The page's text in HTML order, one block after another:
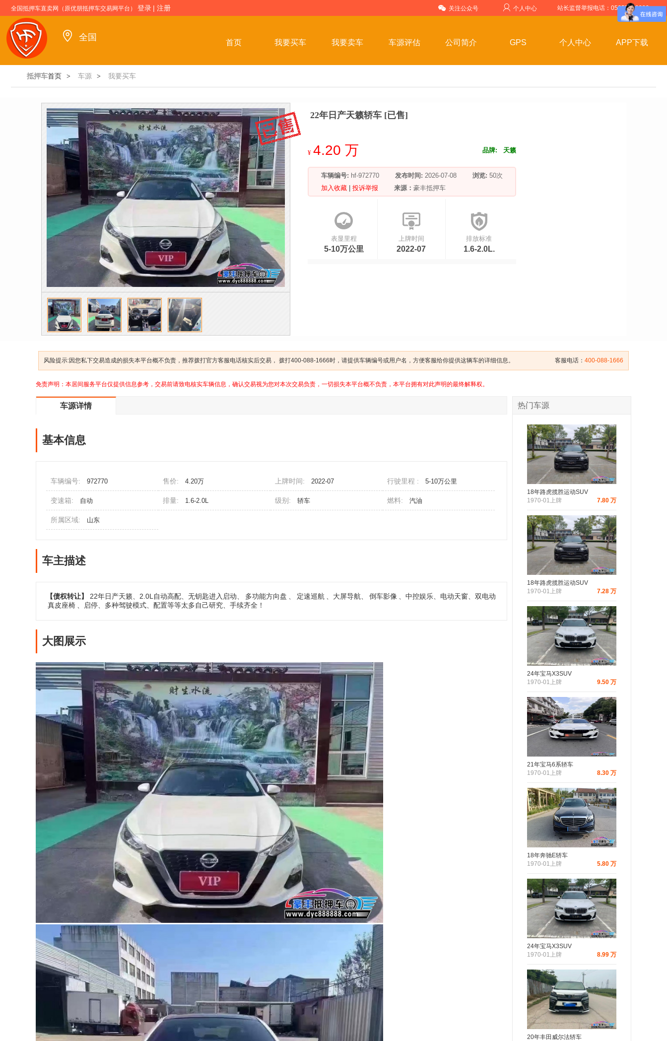
关注公众号 个人中心 站长监督举报电话：05357599999
全国抵押车直卖网（原优朋抵押车交易网平台） 登录 | 注册
全国
首页 我要买车 我要卖车 车源评估 公司简介 GPS 个人中心 APP下载
抵押车首页 > 车源 > 我要买车
22年日产天籁轿车 [已售]
¥ 4.20 万 品牌: 天籁
车辆编号: hf-972770 发布时间: 2026-07-08 浏览: 50次
加入收藏
投诉举报 来源： 豪丰抵押车
表显里程
5-10万公里
上牌时间
2022-07
排放标准
1.6-2.0L.
客服电话： 400-088-1666
风险提示:因您私下交易造成的损失本平台概不负责，推荐拨打官方客服电话核实后交易， 拨打400-088-1666时，请提供车辆编号或用户名，方便客服给你提供这辆车的详细信息。
免责声明：本居间服务平台仅提供信息参考，交易前请致电核实车辆信息，确认交易视为您对本次交易负责，一切损失本平台概不负责，本平台拥有对此声明的最终解释权。
车源详情
基本信息
车辆编号: 972770 售价: 4.20万 上牌时间: 2022-07 行驶里程 : 5-10万公里
变速箱: 自动 排量: 1.6-2.0L 级别: 轿车 燃料: 汽油
所属区域: 山东
车主描述
【债权转让】 22年日产天籁、2.0L自动高配、无钥匙进入启动、 多功能方向盘 定速巡航 、大屏导航、 倒车影像
、中控娱乐、电动天窗、双电动
真皮座椅
、启停、多种驾驶模式、配置等等太多自己研究、手续齐全！
大图展示
热门车源
18年路虎揽胜运动SUV
1970-01上牌
7.80 万
18年路虎揽胜运动SUV
1970-01上牌
7.28 万
24年宝马X3SUV
1970-01上牌
9.50 万
21年宝马6系轿车
1970-01上牌
8.30 万
18年奔驰E轿车
1970-01上牌
5.80 万
24年宝马X3SUV
1970-01上牌
8.99 万
20年丰田威尔法轿车